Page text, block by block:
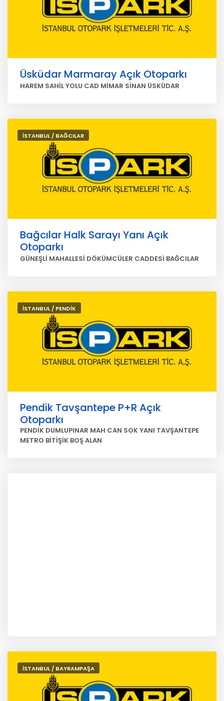
Üsküdar Marmaray Açık Otoparkı
HAREM SAHİL YOLU CAD MİMAR SİNAN ÜSKÜDAR
İSTANBUL / BAĞCILAR
Bağcılar Halk Sarayı Yanı Açık
Otoparkı
GÜNEŞLİ MAHALLESİ DÖKÜMCÜLER CADDESİ BAĞCILAR
İSTANBUL / PENDİK
Pendik Tavşantepe P+R Açık
Otoparkı
PENDİK DUMLUPINAR MAH CAN SOK YANI TAVŞANTEPE
METRO BİTİŞİK BOŞ ALAN
İSTANBUL / BAYRAMPAŞA